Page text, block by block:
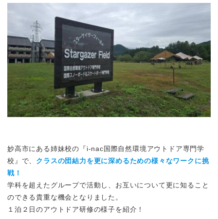
妙高市にある姉妹校の『i-nac国際自然環境アウトドア専門学
校』で、 クラスの団結力を更に深めるための様々なワークに挑
戦！
学科を超えたグループで活動し、お互いについて更に知ること
のできる貴重な機会となりました。
１泊２日のアウトドア研修の様子を紹介！